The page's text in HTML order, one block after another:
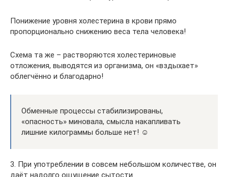
Понижение уровня холестерина в крови прямо
пропорционально снижению веса тела человека!
Схема та же – растворяются холестериновые
отложения, выводятся из организма, он «вздыхает»
облегчённо и благодарно!
Обменные процессы стабилизированы,
«опасность» миновала, смысла накапливать
лишние килограммы больше нет! ☺
3. При употреблении в совсем небольшом количестве, он
даёт надолго ощущение сытости